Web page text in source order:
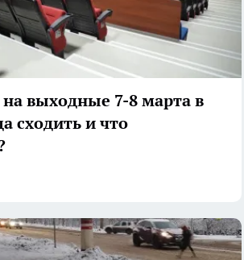
выходные 7-8 марта в
сходить и что